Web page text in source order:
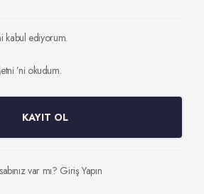
kabul ediyorum.
’ni okudum.
KAYIT OL
var mı? Giriş Yapın